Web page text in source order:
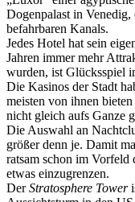
Dogenpalast in
befahrbaren Kanals.
Jedes Hotel hat sein
Jahren immer mehr
wurden, ist Glücksspiel
Die Kasinos der Stadt
meisten von ihnen
nicht gleich aufs Ganze
Die Auswahl an
größer denn je. Damit
ratsam schon im Vorfeld
etwas einzugrenzen.
DerStratosphere Tower